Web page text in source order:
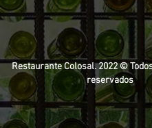
Restaurante Colosal. 2022 ©
reservados